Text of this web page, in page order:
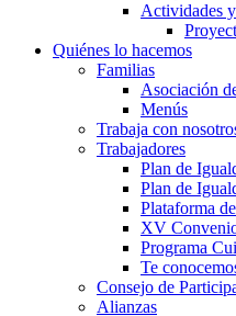
Actividades
Quiénes lo hacemos
Familias
Asociación
Menús
Trabaja con
Trabajadores
Plan de
Plan de
Plataforma
XV
Programa
Te
Consejo de
Alianzas